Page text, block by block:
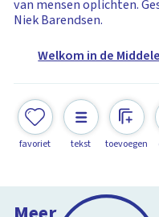
van mensen oplichten.
Niek Barendsen.
Welkom in de
favoriet tekst toevoegen